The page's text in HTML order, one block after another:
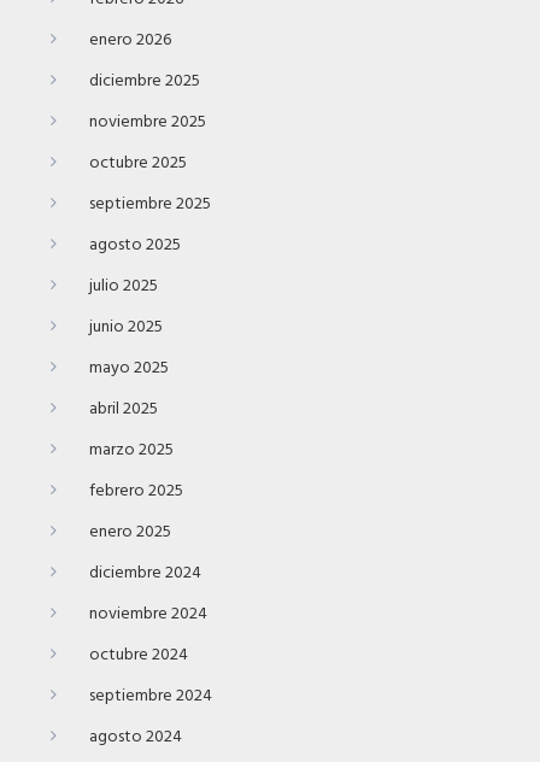
enero 2026
diciembre 2025
noviembre 2025
octubre 2025
septiembre 2025
agosto 2025
julio 2025
junio 2025
mayo 2025
abril 2025
marzo 2025
febrero 2025
enero 2025
diciembre 2024
noviembre 2024
octubre 2024
septiembre 2024
agosto 2024